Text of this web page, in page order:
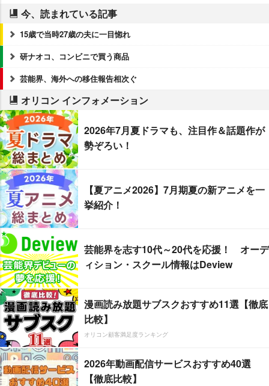
今、読まれている記事
15歳で当時27歳の夫に一目惚れ
研ナオコ、コンビニで買う商品
芸能界、海外への移住報告相次ぐ
オリコン インフォメーション
2026年7月夏ドラマも、注目作＆話題作が
勢ぞろい！
【夏アニメ2026】7月期夏の新アニメを一
挙紹介！
芸能界を志す10代～20代を応援！ オーデ
ィション・スクール情報はDeview
漫画読み放題サブスクおすすめ11選【徹底
比較】
オリコン顧客満足度ランキング
2026年動画配信サービスおすすめ40選
【徹底比較】